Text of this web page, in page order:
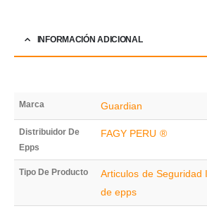
INFORMACIÓN ADICIONAL
Marca Guardian
Distribuidor De
Epps
FAGY PERU ®
Tipo De Producto
Articulos de Seguridad
de epps